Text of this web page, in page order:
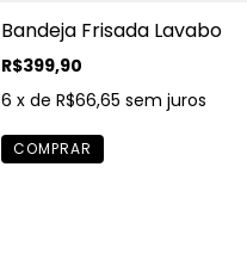
Bandeja Frisada Lavabo
R$399,90
6 x de R$66,65 sem juros